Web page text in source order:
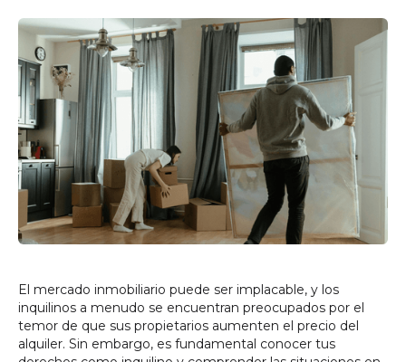
El mercado inmobiliario puede ser implacable, y los
inquilinos a menudo se encuentran preocupados por el
temor de que sus propietarios aumenten el precio del
alquiler. Sin embargo, es fundamental conocer tus